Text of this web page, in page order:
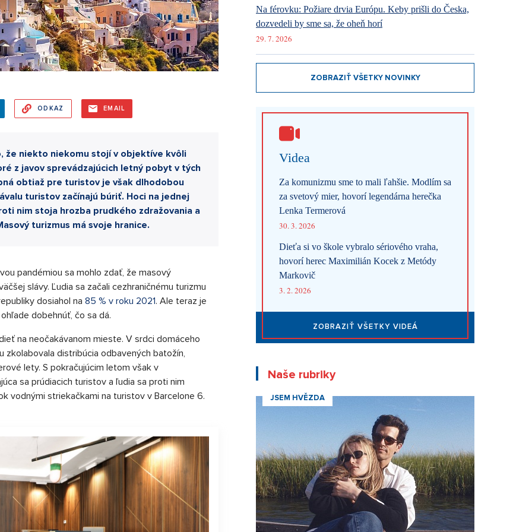
ODKAZ EMAIL
že niekto niekomu stojí v objektíve kvôli
z javov sprevádzajúcich letný pobyt v tých
obtiaž pre turistov je však dlhodobou
turistov začínajú búriť. Hoci na jednej
nim stoja hrozba prudkého zdražovania a
turizmus má svoje hranice.
pandémiou sa mohlo zdať, že masový
slávy. Ľudia sa začali cezhraničnému turizmu
dosiahol na 85 % v roku 2021. Ale teraz je
dobehnúť, čo sa dá.
na neočakávanom mieste. V srdci domáceho
distribúcia odbavených batožín,
lety. S pokračujúcim letom však v
sa prúdiacich turistov a ľudia sa proti nim
vodnými striekačkami na turistov v Barcelone 6.
Na férovku: Požiare drvia Európu. Keby prišli do Česka,
dozvedeli by sme sa, že oheň horí
29. 7. 2026
ZOBRAZIŤ VŠETKY NOVINKY
Videa
Za komunizmu sme to mali ľahšie. Modlím sa
za svetový mier, hovorí legendárna herečka
Lenka Termerová
30. 3. 2026
Dieťa si vo škole vybralo sériového vraha,
hovorí herec Maximilián Kocek z Metódy
Markovič
3. 2. 2026
ZOBRAZIŤ VŠETKY VIDEÁ
Naše rubriky
JSEM HVĚZDA